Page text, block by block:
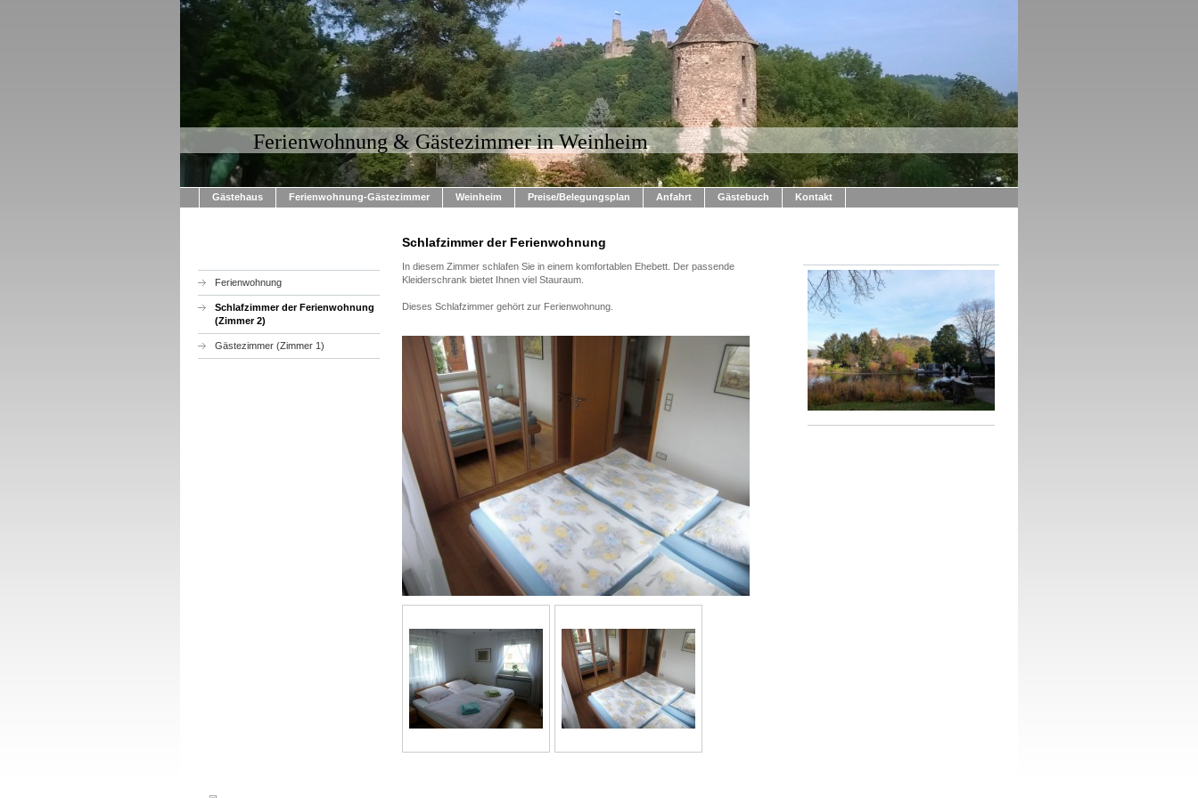
Ferienwohnung & Gästezimmer in Weinheim
Gästehaus Ferienwohnung-Gästezimmer Weinheim Preise/Belegungsplan Anfahrt Gästebuch Kontakt
Ferienwohnung
Schlafzimmer der Ferienwohnung
(Zimmer 2)
Gästezimmer (Zimmer 1)
Schlafzimmer der Ferienwohnung
In diesem Zimmer schlafen Sie in einem komfortablen Ehebett. Der passende
Kleiderschrank bietet Ihnen viel Stauraum.
Dieses Schlafzimmer gehört zur Ferienwohnung.